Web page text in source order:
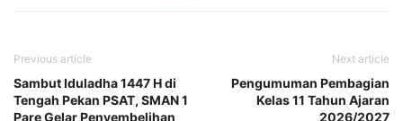
Previous article
Sambut Iduladha 1447 H di
Tengah Pekan PSAT, SMAN 1
Pare Gelar Penyembelihan
Next article
Pengumuman Pembagian
Kelas 11 Tahun Ajaran
2026/2027